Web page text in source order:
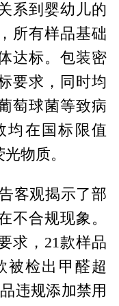
系到婴幼儿的
所有样品基础
达标。包装密
要求，同时均
萄球菌等致病
均在国标限值
物质。
客观揭示了部
不合规现象。
求，21款样品
被检出甲醛超
违规添加禁用